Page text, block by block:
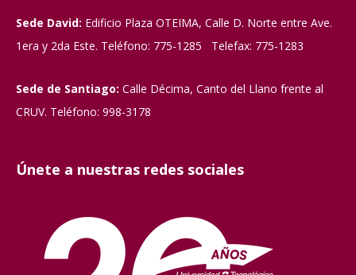
Sede David: Edificio Plaza OTEIMA, Calle D. Norte entre Ave.
1era y 2da Este. Teléfono: 775-1285 Telefax: 775-1283
Sede de Santiago: Calle Décima, Canto del Llano frente al
CRUV. Teléfono: 998-3178
Únete a nuestras redes sociales